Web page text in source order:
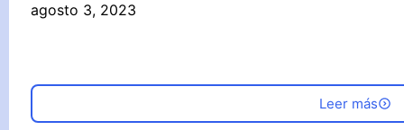
agosto 3, 2023
Leer más